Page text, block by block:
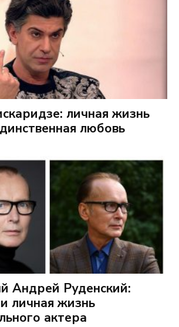
личная жизнь
любовь
Андрей Руденский:
личная жизнь
актера